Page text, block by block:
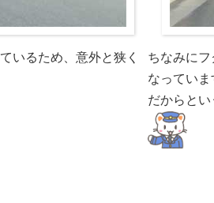
いるため、意外と狭く
ちなみに
なっていま
だからとい